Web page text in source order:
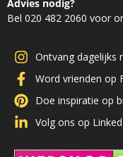
Advies nodig?
Bel 020 482 2060 voor
Ontvang dagelijks
Word vrienden op
Doe inspiratie op
Volg ons op